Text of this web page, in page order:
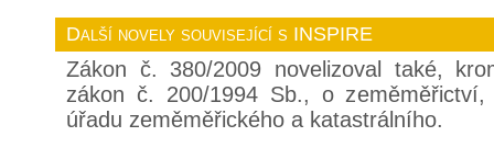
Další novely související s INSPIRE
Zákon č. 380/2009 novelizoval také,
zákon č. 200/1994 Sb., o
úřadu zeměměřického a katastrálního.